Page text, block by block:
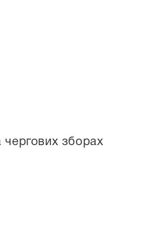
чергових зборах